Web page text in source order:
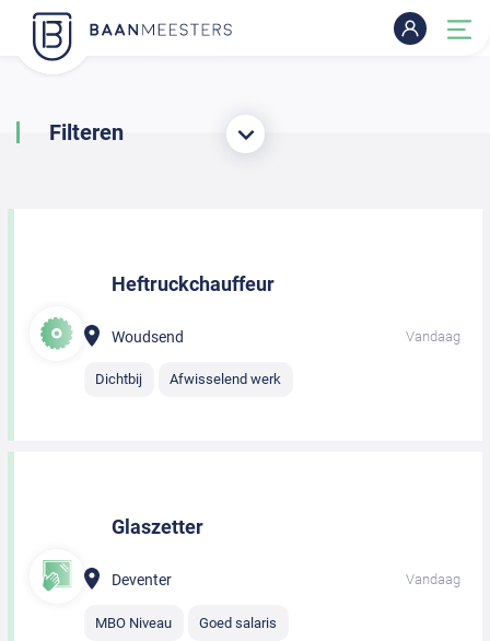
Filteren
Heftruckchauffeur
Woudsend Vandaag
Dichtbij Afwisselend werk
Glaszetter
Deventer Vandaag
MBO Niveau Goed salaris